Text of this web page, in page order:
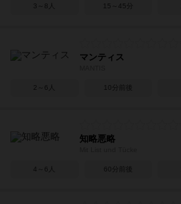
3～8人 15～45分
マンティス
2～6人 10分前後
知略悪略
4～6人 60分前後